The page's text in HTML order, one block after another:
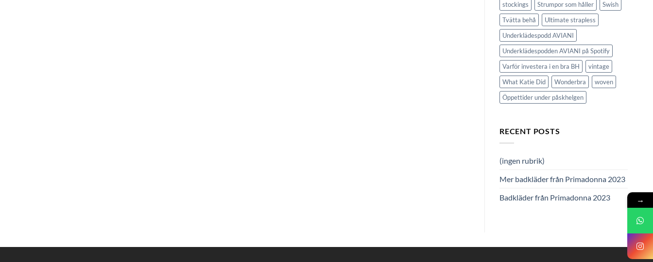
stockings
Strumpor som håller
Swish
Tvätta behå
Ultimate strapless
Underklädespodd AVIANI
Underklädespodden AVIANI på Spotify
Varför investera i en bra BH
vintage
What Katie Did
Wonderbra
woven
Öppettider under påskhelgen
RECENT POSTS
(ingen rubrik)
Mer badkläder från Primadonna 2023
Badkläder från Primadonna 2023
→